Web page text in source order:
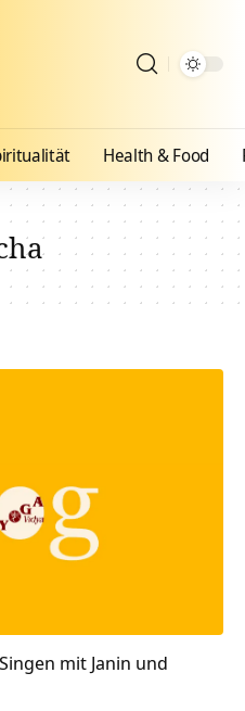
Health & Food
mit Janin und